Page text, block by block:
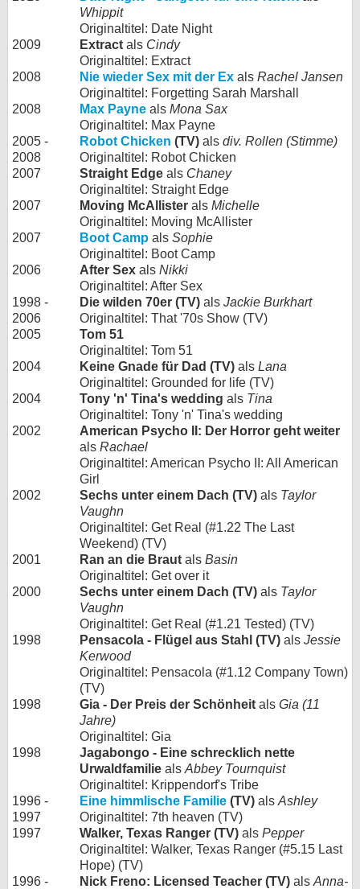
Whippit
Originaltitel: Date Night
2009
Extract als Cindy
Originaltitel: Extract
2008
Nie wieder Sex mit der Ex als Rachel Jansen
Originaltitel: Forgetting Sarah Marshall
2008
Max Payne als Mona Sax
Originaltitel: Max Payne
2005 -
2008
Robot Chicken (TV) als div. Rollen (Stimme)
Originaltitel: Robot Chicken
2007
Straight Edge als Chaney
Originaltitel: Straight Edge
2007
Moving McAllister als Michelle
Originaltitel: Moving McAllister
2007
Boot Camp als Sophie
Originaltitel: Boot Camp
2006
After Sex als Nikki
Originaltitel: After Sex
1998 -
2006
Die wilden 70er (TV) als Jackie Burkhart
Originaltitel: That '70s Show (TV)
2005
Tom 51
Originaltitel: Tom 51
2004
Keine Gnade für Dad (TV) als Lana
Originaltitel: Grounded for life (TV)
2004
Tony 'n' Tina's wedding als Tina
Originaltitel: Tony 'n' Tina's wedding
2002
American Psycho II: Der Horror geht weiter
als Rachael
Originaltitel: American Psycho II: All American
Girl
2002
Sechs unter einem Dach (TV) als Taylor
Vaughn
Originaltitel: Get Real (#1.22 The Last
Weekend) (TV)
2001
Ran an die Braut als Basin
Originaltitel: Get over it
2000
Sechs unter einem Dach (TV) als Taylor
Vaughn
Originaltitel: Get Real (#1.21 Tested) (TV)
1998
Pensacola - Flügel aus Stahl (TV) als Jessie
Kerwood
Originaltitel: Pensacola (#1.12 Company Town)
(TV)
1998
Gia - Der Preis der Schönheit als Gia (11
Jahre)
Originaltitel: Gia
1998
Jagabongo - Eine schrecklich nette
Urwaldfamilie als Abbey Tournquist
Originaltitel: Krippendorf's Tribe
1996 -
1997
Eine himmlische Familie (TV) als Ashley
Originaltitel: 7th heaven (TV)
1997
Walker, Texas Ranger (TV) als Pepper
Originaltitel: Walker, Texas Ranger (#5.15 Last
Hope) (TV)
1996 -
Nick Freno: Licensed Teacher (TV) als Anna-